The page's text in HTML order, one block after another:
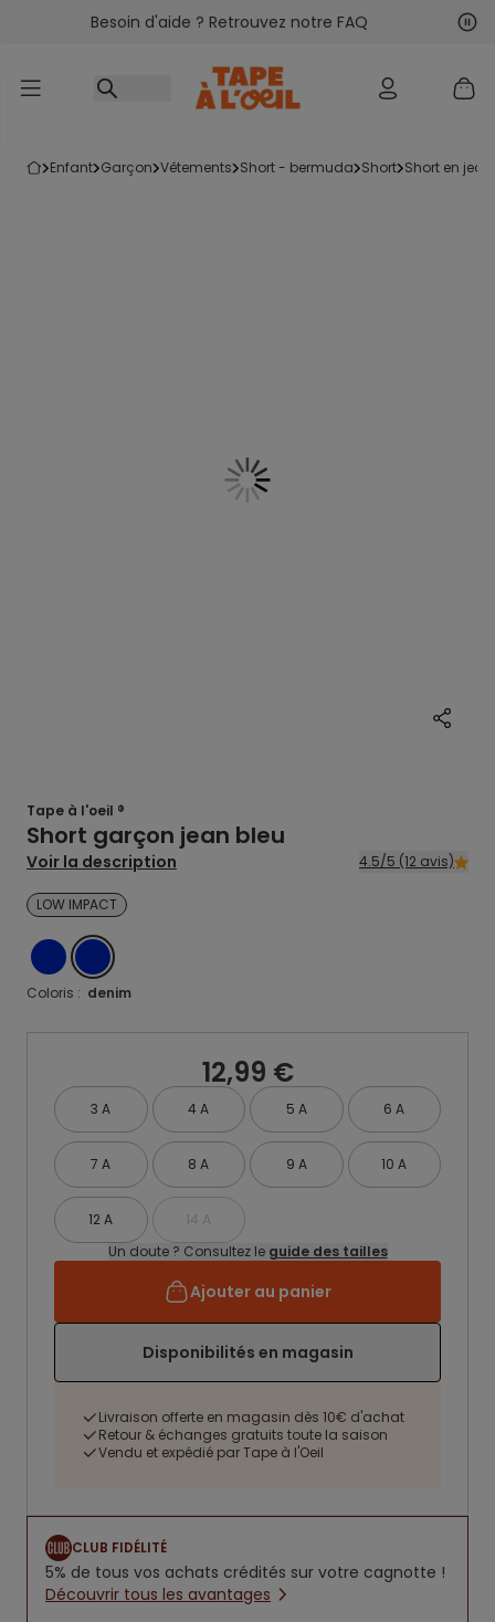
Accéder au contenu
Besoin d'aide ? Retrouvez notre FAQ
enfant garçon vêtements short - bermuda short short en jean
Tape à l'oeil ®
Short garçon jean bleu
Voir la description 4.5/5 (12 avis)
LOW IMPACT
DENIMDENIM
Coloris : denim
12,99 €
3 A 4 A 5 A 6 A
7 A 8 A 9 A 10 A
12 A
14 A
Un doute ? Consultez le guide des tailles
Ajouter au panier
Disponibilités en magasin
Livraison offerte en magasin dès 10€ d'achat
Retour & échanges gratuits toute la saison
Vendu et expédié par Tape à l'Oeil
CLUB FIDÉLITÉ
5% de tous vos achats crédités sur votre cagnotte !
Découvrir tous les avantages